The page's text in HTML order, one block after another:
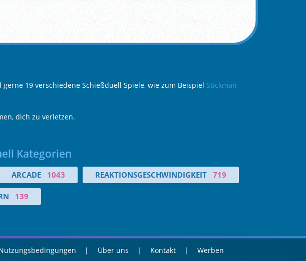
19 verschiedene Schießduell Spiele, wie zum Beispiel Stickman
dich zu verletzen.
Kategorien
ARCADE 1043 REAKTIONSGESCHWINDIGKEIT 719
139
Über uns Kontakt Werben